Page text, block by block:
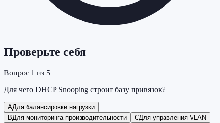
Проверьте себя
Вопрос 1 из 5
Для чего DHCP Snooping строит базу привязок?
AДля балансировки нагрузки
BДля мониторинга производительности CДля управления VLAN